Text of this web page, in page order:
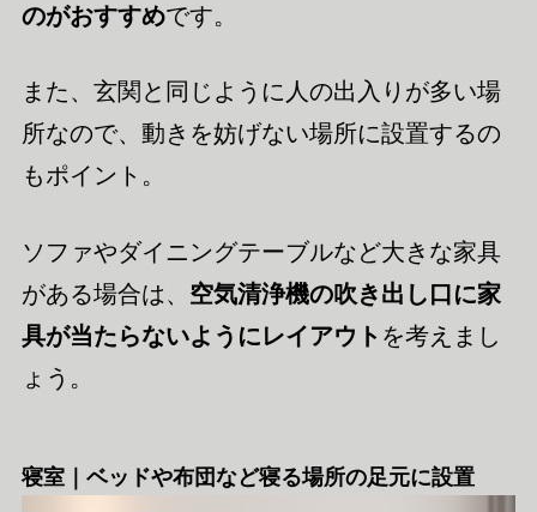
のがおすすめです。
また、玄関と同じように人の出入りが多い場
所なので、動きを妨げない場所に設置するの
もポイント。
ソファやダイニングテーブルなど大きな家具
がある場合は、 空気清浄機の吹き出し口に家
具が当たらないようにレイアウト を考えまし
ょう。
寝室｜ベッドや布団など寝る場所の足元に設置